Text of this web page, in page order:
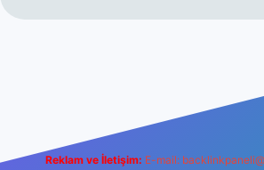
Reklam ve İletişim: E-mail: